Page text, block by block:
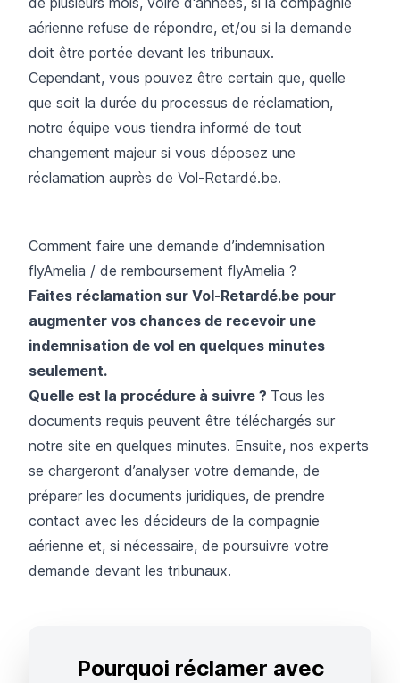
aérienne refuse de répondre, et/ou si la demande
doit être portée devant les tribunaux.
Cependant, vous pouvez être certain que, quelle
que soit la durée du processus de réclamation,
notre équipe vous tiendra informé de tout
changement majeur si vous déposez une
réclamation auprès de Vol-Retardé.be.
Comment faire une demande d’indemnisation
flyAmelia / de remboursement flyAmelia ?
Faites réclamation sur Vol-Retardé.be pour
augmenter vos chances de recevoir une
indemnisation de vol en quelques minutes
seulement.
Quelle est la procédure à suivre ? Tous les
documents requis peuvent être téléchargés sur
notre site en quelques minutes. Ensuite, nos experts
se chargeront d’analyser votre demande, de
préparer les documents juridiques, de prendre
contact avec les décideurs de la compagnie
aérienne et, si nécessaire, de poursuivre votre
demande devant les tribunaux.
Pourquoi réclamer avec